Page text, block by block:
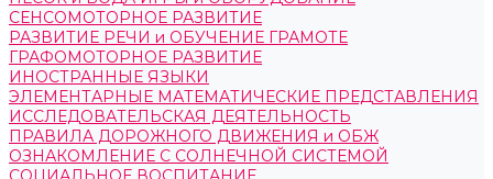
СЕНСОМОТОРНОЕ РАЗВИТИЕ
РАЗВИТИЕ РЕЧИ и ОБУЧЕНИЕ ГРАМОТЕ
ГРАФОМОТОРНОЕ РАЗВИТИЕ
ИНОСТРАННЫЕ ЯЗЫКИ
ЭЛЕМЕНТАРНЫЕ МАТЕМАТИЧЕСКИЕ ПРЕДСТАВЛЕНИЯ
ИССЛЕДОВАТЕЛЬСКАЯ ДЕЯТЕЛЬНОСТЬ
ПРАВИЛА ДОРОЖНОГО ДВИЖЕНИЯ и ОБЖ
ОЗНАКОМЛЕНИЕ С СОЛНЕЧНОЙ СИСТЕМОЙ